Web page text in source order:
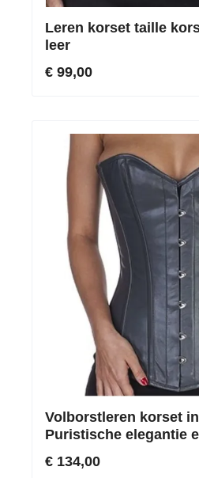
Leren korset taille
leer
€ 99,00
Volborstleren korset
Puristische elegantie
leer
€ 134,00